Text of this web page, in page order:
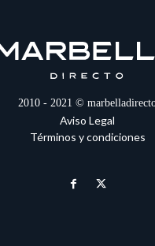
2010 - 2021 ©
Aviso Legal
Términos y condiciones